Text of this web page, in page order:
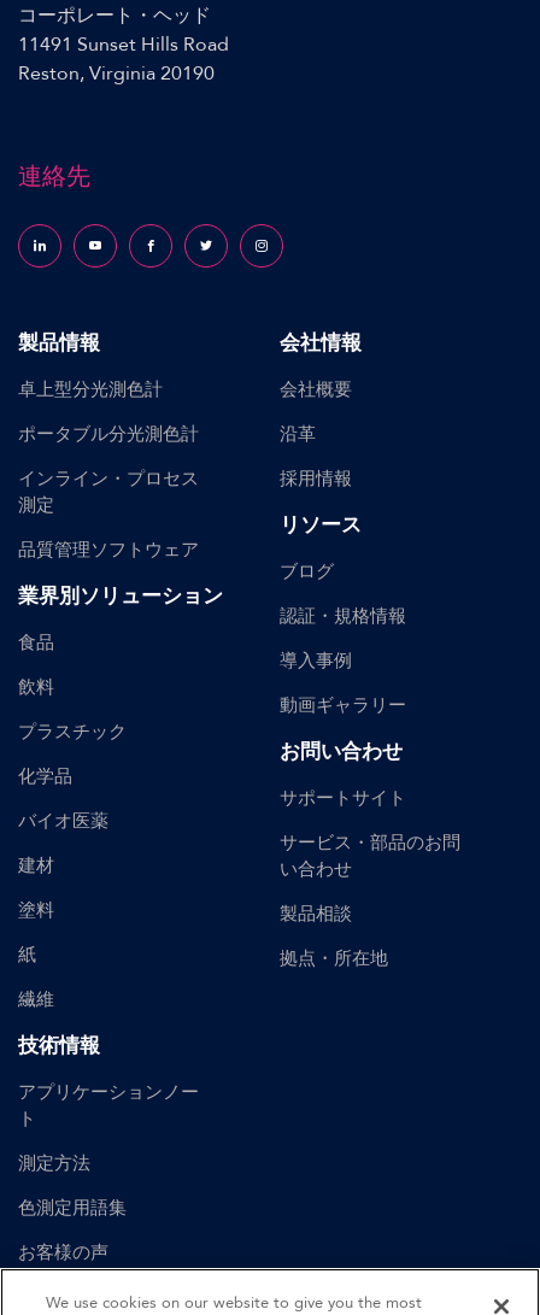
コーポレート・ヘッド
11491 Sunset Hills Road
Reston, Virginia 20190
連絡先
Follow us on LinkedInFollow us on YouTubeFollow us on Facebook
Follow us on X (formerly Twitter)
Follow us on Instagram
製品情報
卓上型分光測色計
ポータブル分光測色計
インライン・プロセス
測定
品質管理ソフトウェア
業界別ソリューション
食品
飲料
プラスチック
化学品
バイオ医薬
建材
塗料
紙
繊維
技術情報
アプリケーションノー
ト
測定方法
色測定用語集
お客様の声
ユーザーマニュアル
会社情報
会社概要
沿革
採用情報
リソース
ブログ
認証・規格情報
導入事例
動画ギャラリー
お問い合わせ
サポートサイト
サービス・部品のお問
い合わせ
製品相談
拠点・所在地
We use cookies on our website to give you the most